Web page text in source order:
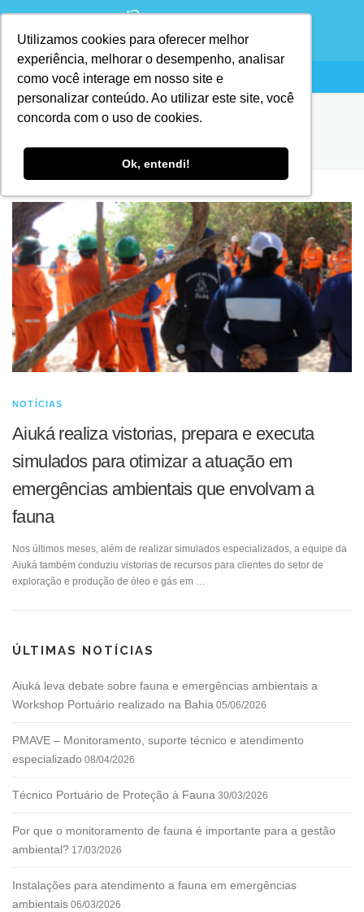
Utilizamos cookies para oferecer melhor
experiência, melhorar o desempenho, analisar
como você interage em nosso site e
personalizar conteúdo. Ao utilizar este site, você
concorda com o uso de cookies.
Ok, entendi!
NOTÍCIAS
Aiuká realiza vistorias, prepara e executa
simulados para otimizar a atuação em
emergências ambientais que envolvam a
fauna
Nos últimos meses, além de realizar simulados especializados, a equipe da
Aiuká também conduziu vistorias de recursos para clientes do setor de
exploração e produção de óleo e gás em …
ÚLTIMAS NOTÍCIAS
Aiuká leva debate sobre fauna e emergências ambientais a
Workshop Portuário realizado na Bahia 05/06/2026
PMAVE – Monitoramento, suporte técnico e atendimento
especializado 08/04/2026
Técnico Portuário de Proteção à Fauna 30/03/2026
Por que o monitoramento de fauna é importante para a gestão
ambiental? 17/03/2026
Instalações para atendimento a fauna em emergências
ambientais 06/03/2026